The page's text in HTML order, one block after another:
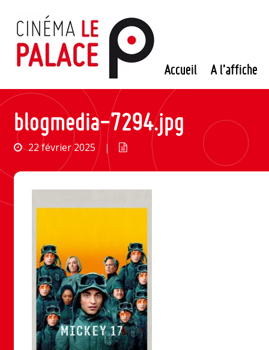
contenu
Accueil A l’affiche
blogmedia-7294.jpg
22 février 2025 |